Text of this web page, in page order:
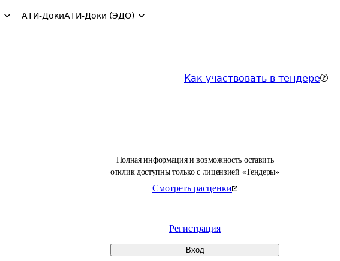
АТИ-ДокиАТИ-Доки (ЭДО)
Как участвовать в тендере
Полная информация и возможность оставить
отклик доступны только с лицензией «Тендеры»
Смотреть расценки
Регистрация
Вход